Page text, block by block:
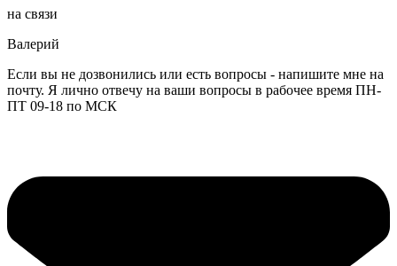
на связи
Валерий
Если вы не дозвонились или есть вопросы - напишите мне на
почту. Я лично отвечу на ваши вопросы в рабочее время ПН-
ПТ 09-18 по МСК